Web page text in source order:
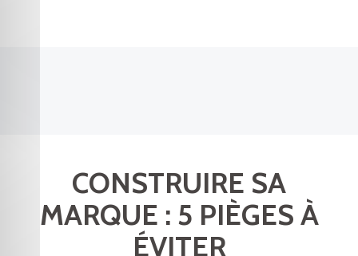
CONSTRUIRE SA
MARQUE : 5 PIÈGES À
ÉVITER